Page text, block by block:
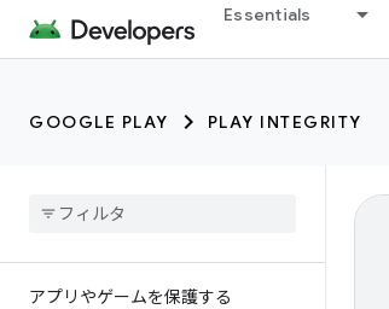
Essentials
GOOGLE PLAY PLAY INTEGRITY
アプリやゲームを保護する